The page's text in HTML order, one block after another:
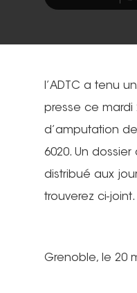
l’ADTC a tenu
presse ce mardi
d’amputation
6020. Un
distribué aux
trouverez ci-joint.
Grenoble, le 20